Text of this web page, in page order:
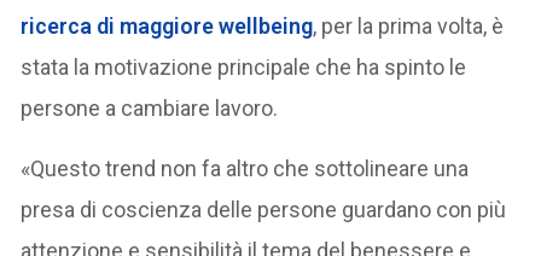
ricerca di maggiore wellbeing, per la prima volta, è
stata la motivazione principale che ha spinto le
persone a cambiare lavoro.
«Questo trend non fa altro che sottolineare una
presa di coscienza delle persone guardano con più
attenzione e sensibilità il tema del benessere e